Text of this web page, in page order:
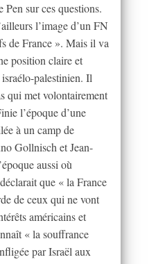
sur ces questions.
l’image d’un FN
de France ». Mais il va
position claire et
palestinien. Il
qui met volontairement
l’époque d’une
à un camp de
Gollnisch et Jean-
aussi où
que « la France
de ceux qui ne vont
américains et
« la souffrance
par Israël aux